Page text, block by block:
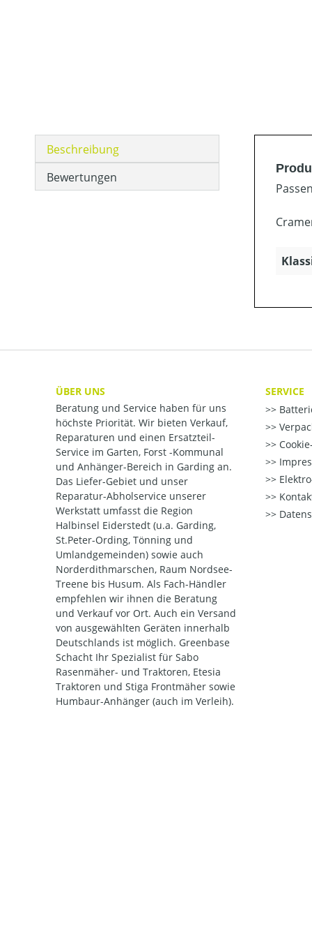
Beschreibung
Bewertungen
ÜBER UNS
Beratung und Service haben für uns
höchste Priorität. Wir bieten Verkauf,
Reparaturen und einen Ersatzteil-
Service im Garten, Forst -Kommunal
und Anhänger-Bereich in Garding an.
Das Liefer-Gebiet und unser
Reparatur-Abholservice unserer
Werkstatt umfasst die Region
Halbinsel Eiderstedt (u.a. Garding,
St.Peter-Ording, Tönning und
Umlandgemeinden) sowie auch
Norderdithmarschen, Raum Nordsee-
Treene bis Husum. Als Fach-Händler
empfehlen wir ihnen die Beratung
und Verkauf vor Ort. Auch ein Versand
von ausgewählten Geräten innerhalb
Deutschlands ist möglich. Greenbase
Schacht Ihr Spezialist für Sabo
Rasenmäher- und Traktoren, Etesia
Traktoren und Stiga Frontmäher sowie
Humbaur-Anhänger (auch im Verleih).
SERVICE